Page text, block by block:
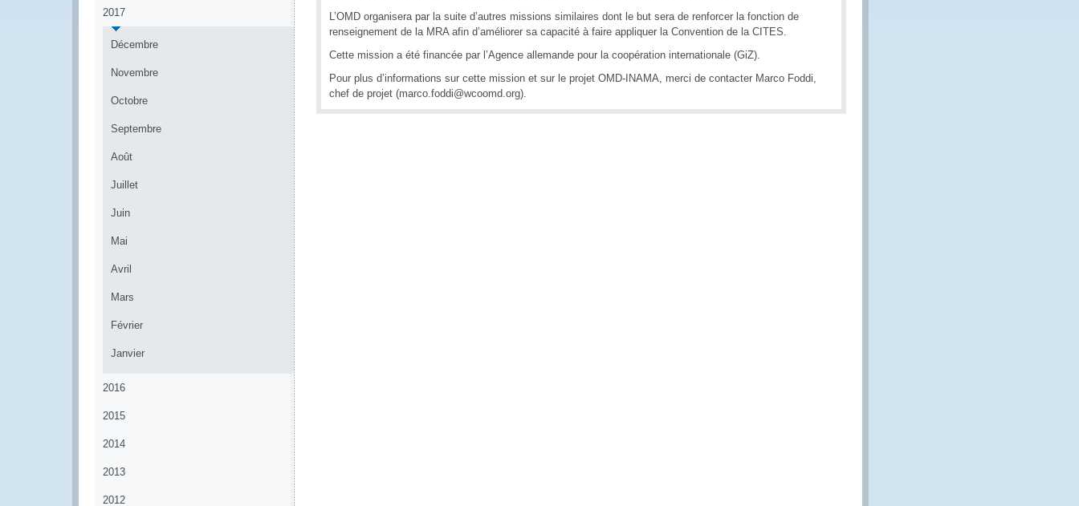
2017
Décembre
Novembre
Octobre
Septembre
Août
Juillet
Juin
Mai
Avril
Mars
Février
Janvier
2016
2015
2014
2013
2012
L’OMD organisera par la suite d’autres missions similaires dont le but sera de renforcer la fonction de
renseignement de la MRA afin d’améliorer sa capacité à faire appliquer la Convention de la CITES.
Cette mission a été financée par l’Agence allemande pour la coopération internationale (GiZ).
Pour plus d’informations sur cette mission et sur le projet OMD-INAMA, merci de contacter Marco Foddi,
chef de projet (marco.foddi@wcoomd.org).